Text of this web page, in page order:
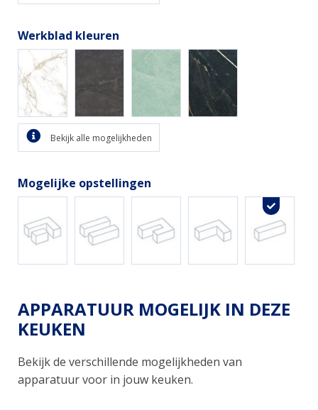
Werkblad kleuren
Bekijk alle mogelijkheden
Mogelijke opstellingen
APPARATUUR MOGELIJK IN DEZE
KEUKEN
Bekijk de verschillende mogelijkheden van
apparatuur voor in jouw keuken.